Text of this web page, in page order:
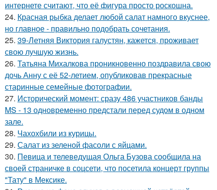
интернете считают, что её фигура просто роскошна.
24. Красная рыбка делает любой салат намного вкуснее,
но главное - правильно подобрать сочетания.
25. 39-Летняя Виктория галустян, кажется, проживает
свою лучшую жизнь.
26. Татьяна Михалкова проникновенно поздравила свою
дочь Анну с её 52-летием, опубликовав прекрасные
старинные семейные фотографии.
27. Исторический момент: сразу 486 участников банды
MS - 13 одновременно предстали перед судом в одном
зале.
28. Чахохбили из курицы.
29. Салат из зеленой фасоли с яйцами.
30. Певица и телеведущая Ольга Бузова сообщила на
своей страничке в соцсети, что посетила концерт группы
"Тату" в Мексике.